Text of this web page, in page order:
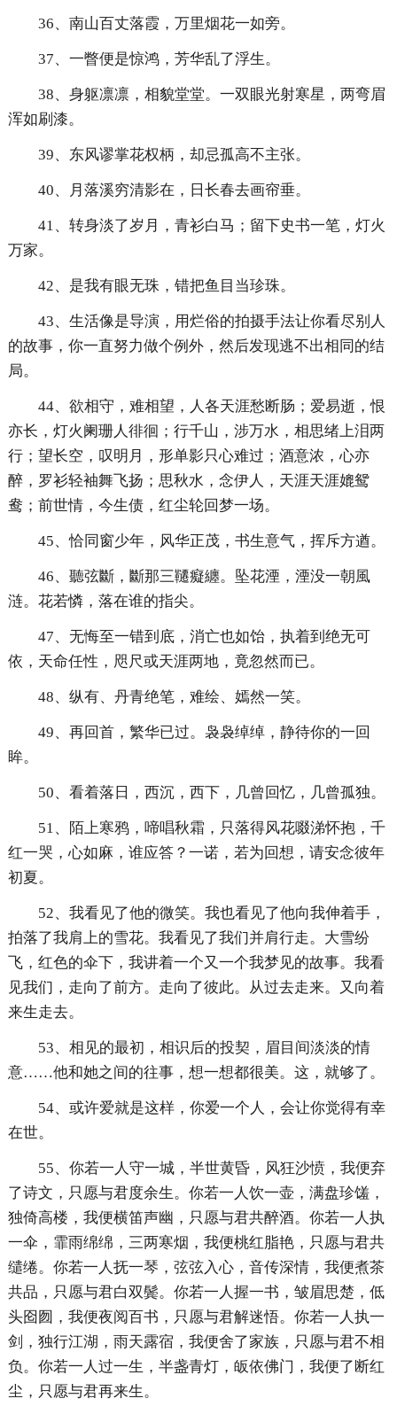
36、南山百丈落霞，万里烟花一如旁。
37、一瞥便是惊鸿，芳华乱了浮生。
38、身躯凛凛，相貌堂堂。一双眼光射寒星，两弯眉
浑如刷漆。
39、东风谬掌花权柄，却忌孤高不主张。
40、月落溪穷清影在，日长春去画帘垂。
41、转身淡了岁月，青衫白马；留下史书一笔，灯火
万家。
42、是我有眼无珠，错把鱼目当珍珠。
43、生活像是导演，用烂俗的拍摄手法让你看尽别人
的故事，你一直努力做个例外，然后发现逃不出相同的结
局。
44、欲相守，难相望，人各天涯愁断肠；爱易逝，恨
亦长，灯火阑珊人徘徊；行千山，涉万水，相思绪上泪两
行；望长空，叹明月，形单影只心难过；酒意浓，心亦
醉，罗衫轻袖舞飞扬；思秋水，念伊人，天涯天涯媲鸳
鸯；前世情，今生债，红尘轮回梦一场。
45、恰同窗少年，风华正茂，书生意气，挥斥方遒。
46、聽弦斷，斷那三韆癡纏。坠花湮，湮没一朝風
涟。花若憐，落在谁的指尖。
47、无悔至一错到底，消亡也如饴，执着到绝无可
依，天命任性，咫尺或天涯两地，竟忽然而已。
48、纵有、丹青绝笔，难绘、嫣然一笑。
49、再回首，繁华已过。袅袅绰绰，静待你的一回
眸。
50、看着落日，西沉，西下，几曾回忆，几曾孤独。
51、陌上寒鸦，啼唱秋霜，只落得风花啜涕怀抱，千
红一哭，心如麻，谁应答？一诺，若为回想，请安念彼年
初夏。
52、我看见了他的微笑。我也看见了他向我伸着手，
拍落了我肩上的雪花。我看见了我们并肩行走。大雪纷
飞，红色的伞下，我讲着一个又一个我梦见的故事。我看
见我们，走向了前方。走向了彼此。从过去走来。又向着
来生走去。
53、相见的最初，相识后的投契，眉目间淡淡的情
意……他和她之间的往事，想一想都很美。这，就够了。
54、或许爱就是这样，你爱一个人，会让你觉得有幸
在世。
55、你若一人守一城，半世黄昏，风狂沙愤，我便弃
了诗文，只愿与君度余生。你若一人饮一壶，满盘珍馐，
独倚高楼，我便横笛声幽，只愿与君共醉酒。你若一人执
一伞，霏雨绵绵，三两寒烟，我便桃红脂艳，只愿与君共
缱绻。你若一人抚一琴，弦弦入心，音传深情，我便煮茶
共品，只愿与君白双鬓。你若一人握一书，皱眉思楚，低
头囵囫，我便夜阅百书，只愿与君解迷悟。你若一人执一
剑，独行江湖，雨天露宿，我便舍了家族，只愿与君不相
负。你若一人过一生，半盏青灯，皈依佛门，我便了断红
尘，只愿与君再来生。